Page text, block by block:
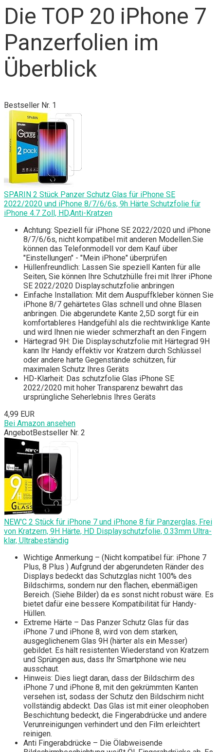
Die TOP 20 iPhone 7
Panzerfolien im
Überblick
Bestseller Nr. 1
SPARIN 2 Stück Panzer Schutz Glas für iPhone SE
2022/2020 und iPhone 8/7/6/6s, 9h Härte Schutzfolie für
iPhone 4.7 Zoll, HD,Anti-Kratzen
Achtung: Speziell für iPhone SE 2022/2020 und iPhone
8/7/6/6s, nicht kompatibel mit anderen Modellen.Sie
können das Telefonmodell vor dem Kauf über
"Einstellungen" - "Mein iPhone" überprüfen
Hüllenfreundlich: Lassen Sie speziell Kanten für alle
Seiten, Sie können Ihre Schutzhülle frei mit Ihrer iPhone
SE 2022/2020 Displayschutzfolie anbringen
Einfache Installation: Mit dem Auspuffkleber können Sie
iPhone 8/7 gehärtetes Glas schnell und ohne Blasen
anbringen. Die abgerundete Kante 2,5D sorgt für ein
komfortableres Handgefühl als die rechtwinklige Kante
und wird Ihnen nie wieder schmerzhaft an den Fingern
Härtegrad 9H: Die Displayschutzfolie mit Härtegrad 9H
kann Ihr Handy effektiv vor Kratzern durch Schlüssel
oder andere harte Gegenstände schützen, für
maximalen Schutz Ihres Geräts
HD-Klarheit: Das schutzfolie Glas iPhone SE
2022/2020 mit hoher Transparenz bewahrt das
ursprüngliche Seherlebnis Ihres Geräts
4,99 EUR
Bei Amazon ansehen
AngebotBestseller Nr. 2
NEW'C 2 Stück für iPhone 7 und iPhone 8 für Panzerglas, Frei
von Kratzern, 9H Härte, HD Displayschutzfolie, 0.33mm Ultra-
klar, Ultrabeständig
Wichtige Anmerkung – (Nicht kompatibel für: iPhone 7
Plus, 8 Plus ) Aufgrund der abgerundeten Ränder des
Displays bedeckt das Schutzglas nicht 100% des
Bildschirms, sondern nur den flachen, ebenmäßigen
Bereich. (Siehe Bilder) da es sonst nicht robust wäre. Es
bietet dafür eine bessere Kompatibilität für Handy-
Hüllen.
Extreme Härte – Das Panzer Schutz Glas für das
iPhone 7 und iPhone 8, wird von dem starken,
ausgeglichenem Glas 9H (härter als ein Messer)
gebildet. Es hält resistenten Wiederstand von Kratzern
und Sprüngen aus, dass Ihr Smartphone wie neu
ausschaut.
Hinweis: Dies liegt daran, dass der Bildschirm des
iPhone 7 und iPhone 8, mit den gekrümmten Kanten
versehen ist, sodass der Schutz den Bildschirm nicht
vollständig abdeckt. Das Glas ist mit einer oleophoben
Beschichtung bedeckt, die Fingerabdrücke und andere
Verunreinigungen verhindert und den Film erleichtert
reinigen.
Anti Fingerabdrücke – Die Ölabweisende